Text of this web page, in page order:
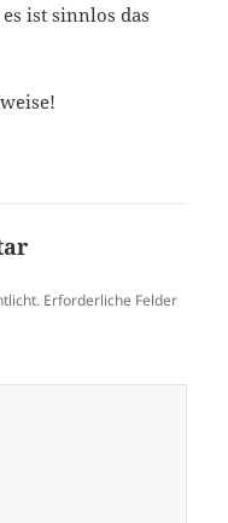
ist sinnlos das
Erforderliche Felder